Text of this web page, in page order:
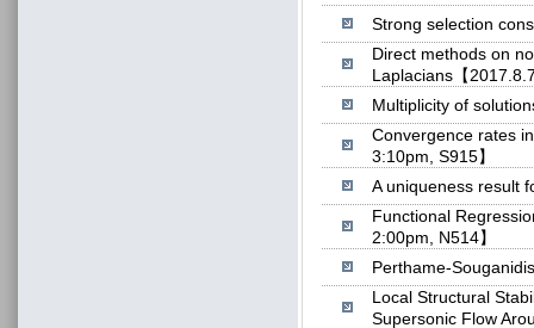
Strong selection
Direct methods on
Laplacians【
Multiplicity of
Convergence rates
3:10pm, S915】
A uniqueness result
Functional
2:00pm, N514】
Perthame-
Local Structural
Supersonic Flow